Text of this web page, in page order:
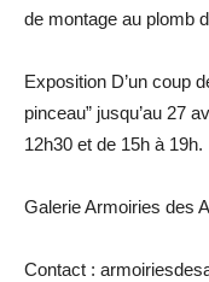
de montage au plomb
Exposition D’un coup
pinceau” jusqu’au 27
12h30 et de 15h à 19h.
Galerie Armoiries des
Contact :